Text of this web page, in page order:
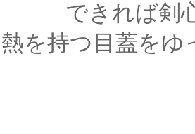
剣心の夢を
を持つ目蓋をゆ